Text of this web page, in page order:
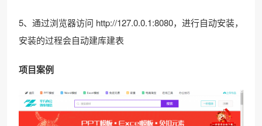
5、通过浏览器访问 http://127.0.0.1:8080，进行自动安装，
安装的过程会自动建库建表
项目案例